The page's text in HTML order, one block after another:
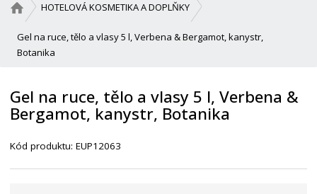
e
t
v
o
d
s
t
a
HOTELOVÁ KOSMETIKA A DOPLŇKY
Gel na ruce, tělo a vlasy 5 l, Verbena & Bergamot, kanystr,
Botanika
Gel na ruce, tělo a vlasy 5 l, Verbena &
Bergamot, kanystr, Botanika
Kód produktu:EUP12063